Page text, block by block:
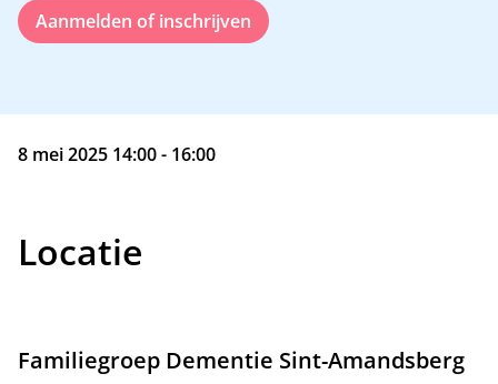
Aanmelden of inschrijven
8 mei 2025 14:00 - 16:00
Locatie
Familiegroep Dementie Sint-Amandsberg